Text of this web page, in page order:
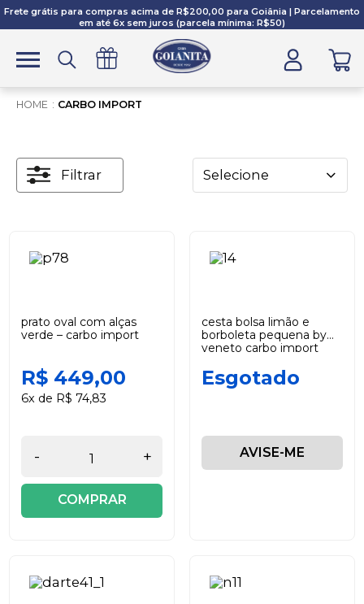
Frete grátis para compras acima de R$200,00 para Goiânia | Parcelamento
em até 6x sem juros (parcela mínima: R$50)
CARBO IMPORT
Filtrar Selecione
prato oval com alças
verde – carbo import
R$ 449,00
6x de R$ 74,83
- +
COMPRAR
cesta bolsa limão e
borboleta pequena by
veneto carbo import
Esgotado
AVISE-ME